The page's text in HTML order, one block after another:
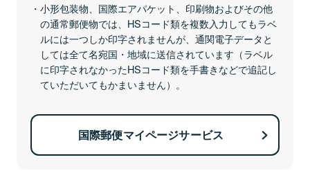
小形包装物、国際エアパケット、印刷物およびその他
の通常郵便物では、HSコード類を複数入力してもラベ
ルには一つしか印字されませんが、通関電子データと
しては全て名宛国・地域に送信されています（ラベル
に印字されなかったHSコード類を手書きなどで追記し
ていただいてもかまいません）。
国際郵便マイページサービス